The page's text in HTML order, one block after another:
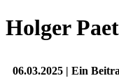
Holger
06.03.2025 | Ein